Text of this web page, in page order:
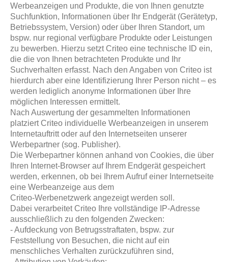
Werbeanzeigen und Produkte, die von Ihnen genutzte
Suchfunktion, Informationen über Ihr Endgerät (Gerätetyp,
Betriebssystem, Version) oder über Ihren Standort, um
bspw. nur regional verfügbare Produkte oder Leistungen
zu bewerben. Hierzu setzt Criteo eine technische ID ein,
die die von Ihnen betrachteten Produkte und Ihr
Suchverhalten erfasst. Nach den Angaben von Criteo ist
hierdurch aber eine Identifizierung Ihrer Person nicht – es
werden lediglich anonyme Informationen über Ihre
möglichen Interessen ermittelt.
Nach Auswertung der gesammelten Informationen
platziert Criteo individuelle Werbeanzeigen in unserem
Internetauftritt oder auf den Internetseiten unserer
Werbepartner (sog. Publisher).
Die Werbepartner können anhand von Cookies, die über
Ihren Internet-Browser auf Ihrem Endgerät gespeichert
werden, erkennen, ob bei Ihrem Aufruf einer Internetseite
eine Werbeanzeige aus dem
Criteo-Werbenetzwerk angezeigt werden soll.
Dabei verarbeitet Criteo Ihre vollständige IP-Adresse
ausschließlich zu den folgenden Zwecken:
- Aufdeckung von Betrugsstraftaten, bspw. zur
Feststellung von Besuchen, die nicht auf ein
menschliches Verhalten zurückzuführen sind,